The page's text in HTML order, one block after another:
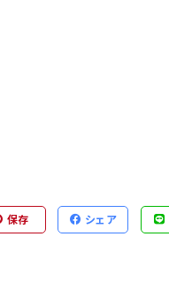
保存 シェア